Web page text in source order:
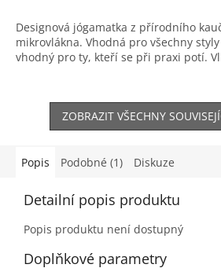
Designová jógamatka z přírodního
mikrovlákna. Vhodná pro všechny
vhodný pro ty, kteří se při praxi potí.
ZOBRAZIT VŠECHNY
Popis Podobné (1) Diskuze
Detailní popis produktu
Popis produktu není dostupný
Doplňkové parametry